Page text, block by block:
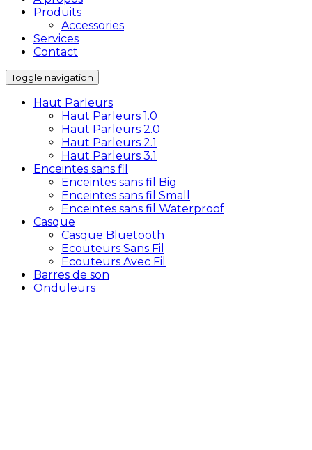
Produits
Accessories
Services
Contact
Toggle navigation
Haut Parleurs
Haut Parleurs 1.0
Haut Parleurs 2.0
Haut Parleurs 2.1
Haut Parleurs 3.1
Enceintes sans fil
Enceintes sans fil Big
Enceintes sans fil Small
Enceintes sans fil Waterproof
Casque
Casque Bluetooth
Ecouteurs Sans Fil
Ecouteurs Avec Fil
Barres de son
Onduleurs